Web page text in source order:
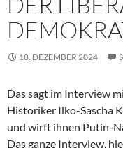
18. DEZEMBER 2024
Das sagt im Interview
Historiker Ilko-Sascha
und wirft ihnen Putin-
Das ganze Interview,